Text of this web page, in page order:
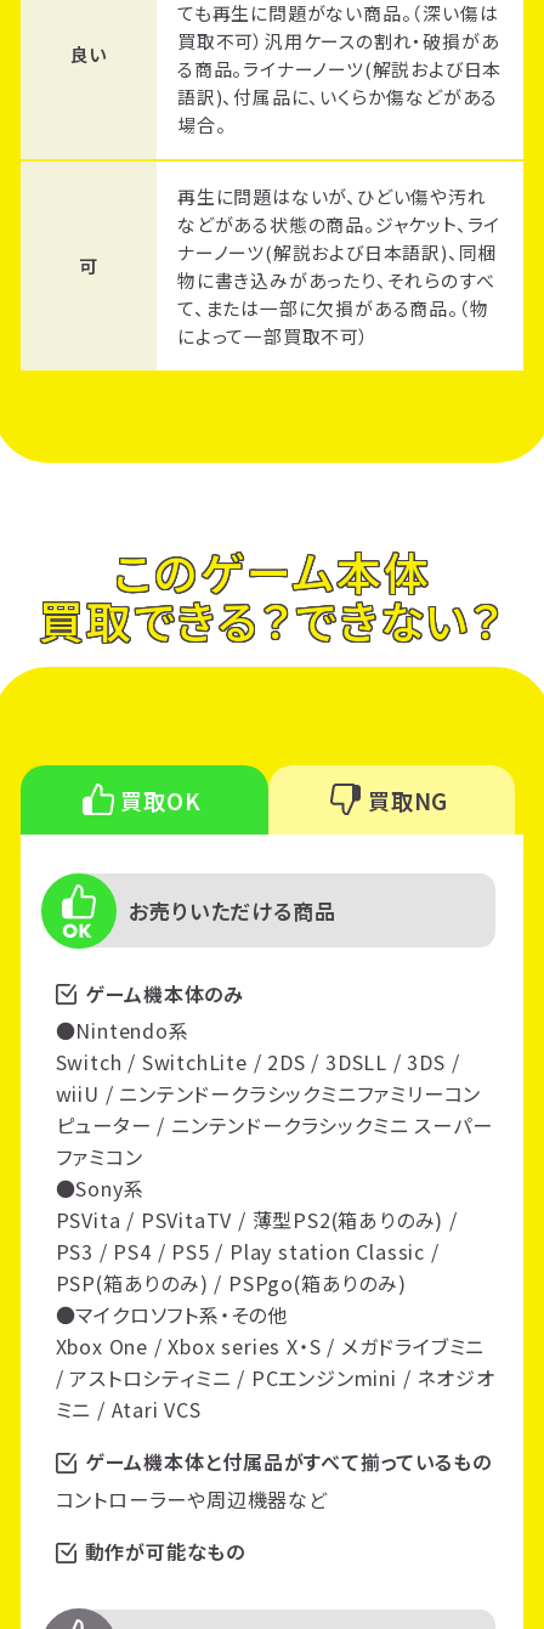
良い
ても再生に問題がない商品。（深い傷は
買取不可）汎用ケースの割れ・破損があ
る商品。ライナーノーツ(解説および日本
語訳)、付属品に、いくらか傷などがある
場合。
可
再生に問題はないが、ひどい傷や汚れ
などがある状態の商品。ジャケット、ライ
ナーノーツ(解説および日本語訳)、同梱
物に書き込みがあったり、それらのすべ
て、または一部に欠損がある商品。（物
によって一部買取不可）
このゲーム本体
買取できる？できない？
買取OK 買取NG
お売りいただける商品
ゲーム機本体のみ
●Nintendo系
Switch / SwitchLite / 2DS / 3DSLL / 3DS /
wiiU / ニンテンドークラシックミニファミリーコン
ピューター / ニンテンドークラシックミニ スーパー
ファミコン
●Sony系
PSVita / PSVitaTV / 薄型PS2(箱ありのみ) /
PS3 / PS4 / PS5 / Play station Classic /
PSP(箱ありのみ) / PSPgo(箱ありのみ)
●マイクロソフト系・その他
Xbox One / Xbox series X・S / メガドライブミニ
/ アストロシティミニ / PCエンジンmini / ネオジオ
ミニ / Atari VCS
ゲーム機本体と付属品がすべて揃っているもの
コントローラーや周辺機器など
動作が可能なもの